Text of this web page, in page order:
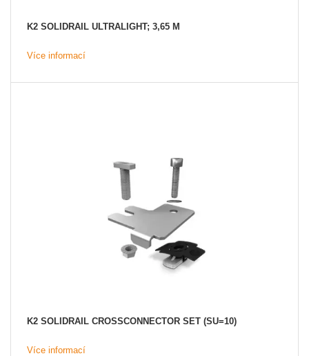
K2 SOLIDRAIL ULTRALIGHT; 3,65 M
Více informací
K2 SOLIDRAIL CROSSCONNECTOR SET (SU=10)
Více informací